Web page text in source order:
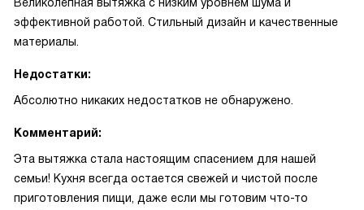
эффективной работой. Стильный дизайн и качественные
материалы.
Недостатки:
Абсолютно никаких недостатков не обнаружено.
Комментарий:
Эта вытяжка стала настоящим спасением для нашей
семьи! Кухня всегда остается свежей и чистой после
приготовления пищи, даже если мы готовим что-то